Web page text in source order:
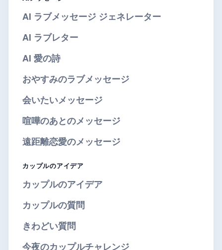
AI ラブメッセージ ジェネレーター
AI ラブレター
AI 愛の詩
おやすみのラブメッセージ
会いたいメッセージ
喧嘩のあとのメッセージ
遠距離恋愛のメッセージ
カップルのアイデア
カップルのアイデア
カップルの質問
きわどい質問
今夜のカップルチャレンジ